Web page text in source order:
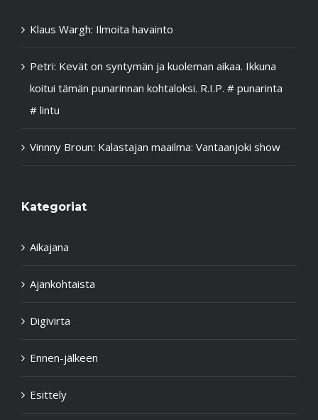
Klaus Wargh: Ilmoita havainto
Petri: Kevät on syntymän ja kuoleman aikaa. Ikkuna
koitui tämän punarinnan kohtaloksi. R.I.P. # punarinta
# lintu
Vinnny Broun: Kalastajan maailma: Vantaanjoki show
Kategoriat
Aikajana
Ajankohtaista
Digivirta
Ennen-jälkeen
Esittely